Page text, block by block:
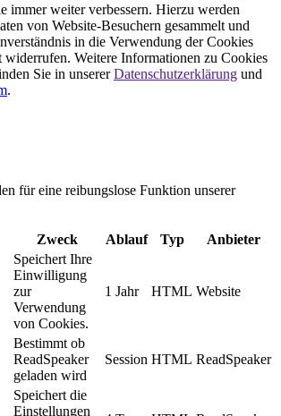
immer weiter verbessern. Hierzu werden
von Website-Besuchern gesammelt und
in die Verwendung der Cookies
widerrufen. Weitere Informationen zu Cookies
Sie in unsererDatenschutzerklärung und
.
für eine reibungslose Funktion unserer
Zweck Ablauf Typ Anbieter
Speichert Ihre
Einwilligung
zur
Verwendung
von Cookies.
1 Jahr HTML Website
Bestimmt ob
ReadSpeaker
geladen wird
Session HTML ReadSpeaker
Speichert die
Einstellungen